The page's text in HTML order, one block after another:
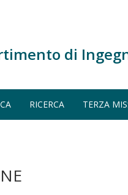
di
RICERCA TERZA